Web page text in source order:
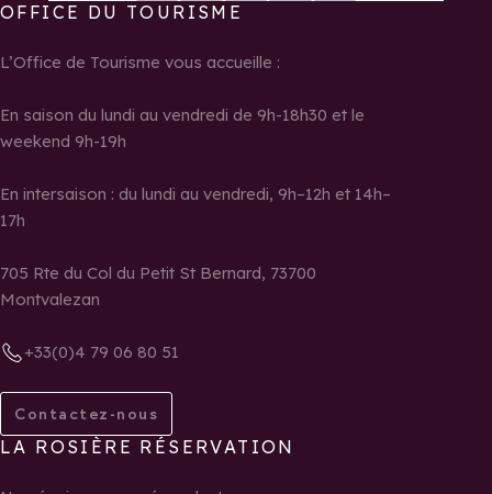
OFFICE DU TOURISME
L’Office de Tourisme vous accueille :
En saison du lundi au vendredi de 9h-18h30 et le
weekend 9h-19h
En intersaison : du lundi au vendredi, 9h–12h et 14h–
17h
705 Rte du Col du Petit St Bernard, 73700
Montvalezan
+33(0)4 79 06 80 51
Contactez-nous
LA ROSIÈRE RÉSERVATION